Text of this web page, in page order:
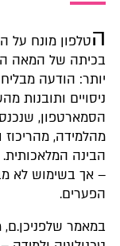
הטלפון מונח על
יותר: הודעה
ניסויים ותובנות
הסמארטפון,
מהלמידה,
הבינה
– אך בשימוש לא
הפערים.
במאמר